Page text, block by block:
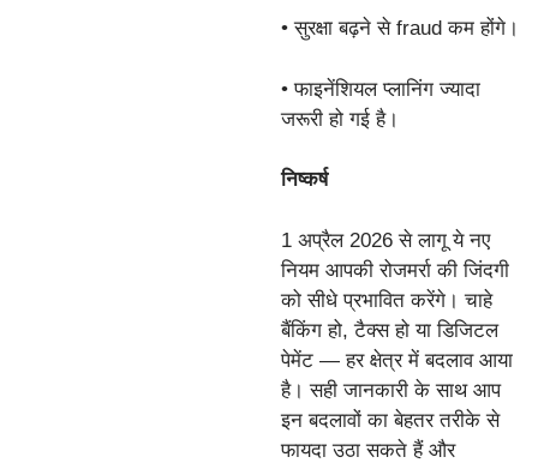
• सुरक्षा बढ़ने से fraud कम होंगे।
• फाइनेंशियल प्लानिंग ज्यादा
जरूरी हो गई है।
निष्कर्ष
1 अप्रैल 2026 से लागू ये नए
नियम आपकी रोजमर्रा की जिंदगी
को सीधे प्रभावित करेंगे। चाहे
बैंकिंग हो, टैक्स हो या डिजिटल
पेमेंट — हर क्षेत्र में बदलाव आया
है। सही जानकारी के साथ आप
इन बदलावों का बेहतर तरीके से
फायदा उठा सकते हैं और